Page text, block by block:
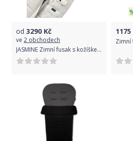
od 3290 Kč
ve 2 obchodech
JASMINE Zimní fusak s kožíškem Focca - Snow
1175